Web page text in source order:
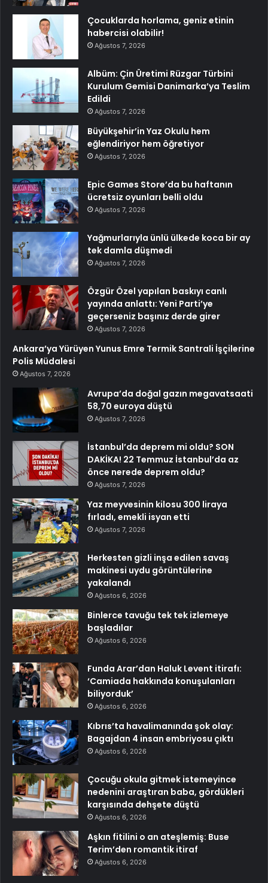
Çocuklarda horlama, geniz etinin
habercisi olabilir!
Ağustos 7, 2026
Albüm: Çin Üretimi Rüzgar Türbini
Kurulum Gemisi Danimarka’ya Teslim
Edildi
Ağustos 7, 2026
Büyükşehir’in Yaz Okulu hem
eğlendiriyor hem öğretiyor
Ağustos 7, 2026
Epic Games Store’da bu haftanın
ücretsiz oyunları belli oldu
Ağustos 7, 2026
Yağmurlarıyla ünlü ülkede koca bir ay
tek damla düşmedi
Ağustos 7, 2026
Özgür Özel yapılan baskıyı canlı
yayında anlattı: Yeni Parti’ye
geçerseniz başınız derde girer
Ağustos 7, 2026
Ankara’ya Yürüyen Yunus Emre Termik Santrali İşçilerine
Polis Müdalesi
Ağustos 7, 2026
Avrupa’da doğal gazın megavatsaati
58,70 euroya düştü
Ağustos 7, 2026
İstanbul’da deprem mi oldu? SON
DAKİKA! 22 Temmuz İstanbul’da az
önce nerede deprem oldu?
Ağustos 7, 2026
Yaz meyvesinin kilosu 300 liraya
fırladı, emekli isyan etti
Ağustos 7, 2026
Herkesten gizli inşa edilen savaş
makinesi uydu görüntülerine
yakalandı
Ağustos 6, 2026
Binlerce tavuğu tek tek izlemeye
başladılar
Ağustos 6, 2026
Funda Arar’dan Haluk Levent itirafı:
‘Camiada hakkında konuşulanları
biliyorduk’
Ağustos 6, 2026
Kıbrıs’ta havalimanında şok olay:
Bagajdan 4 insan embriyosu çıktı
Ağustos 6, 2026
Çocuğu okula gitmek istemeyince
nedenini araştıran baba, gördükleri
karşısında dehşete düştü
Ağustos 6, 2026
Aşkın fitilini o an ateşlemiş: Buse
Terim’den romantik itiraf
Ağustos 6, 2026